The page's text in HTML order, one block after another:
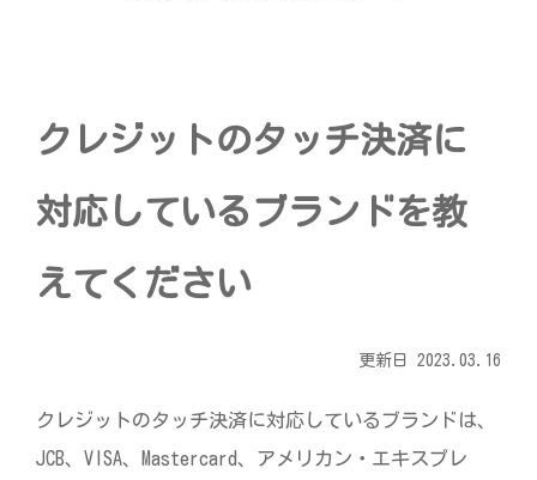
クレジットのタッチ決済に
対応しているブランドを教
えてください
更新日 2023.03.16
クレジットのタッチ決済に対応しているブランドは、
JCB、VISA、Mastercard、アメリカン・エキスプレ